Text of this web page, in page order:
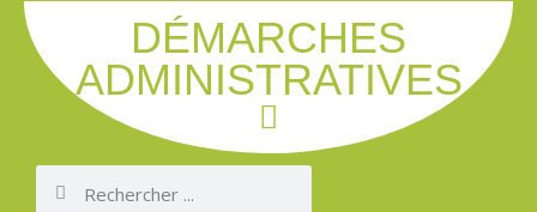
DÉMARCHES
ADMINISTRATIVES